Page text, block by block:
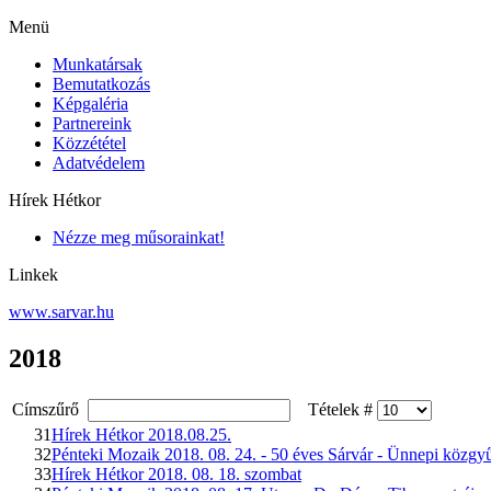
Menü
Munkatársak
Bemutatkozás
Képgaléria
Partnereink
Közzététel
Adatvédelem
Hírek Hétkor
Nézze meg műsorainkat!
Linkek
www.sarvar.hu
2018
Címszűrő
Tételek #
31Hírek Hétkor 2018.08.25.
32Pénteki Mozaik 2018. 08. 24. - 50 éves Sárvár - Ünnepi
33Hírek Hétkor 2018. 08. 18. szombat